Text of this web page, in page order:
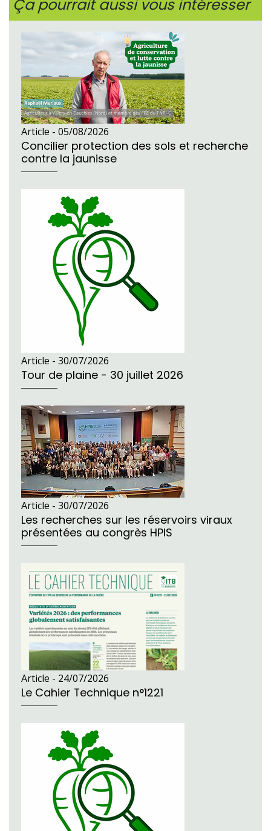
Ça pourrait aussi vous intéresser
Article - 05/08/2026
Concilier protection des sols et recherche
contre la jaunisse
Article - 30/07/2026
Tour de plaine - 30 juillet 2026
Article - 30/07/2026
Les recherches sur les réservoirs viraux
présentées au congrès HPIS
Article - 24/07/2026
Le Cahier Technique n°1221